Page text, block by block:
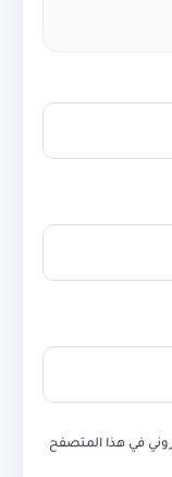
في هذا المتصفح